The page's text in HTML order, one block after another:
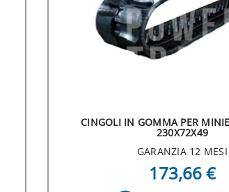
CINGOLI IN GOMMA PER
230X72X49
GARANZIA 12 MESI
173,66 €